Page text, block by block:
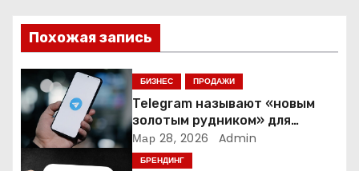
и
я
п
о
з
Похожая запись
БИЗНЕС ПРОДАЖИ
Telegram называют «новым
золотым рудником» для
креаторов: как блогеры
создают онлайн-бизнес
Мар 28, 2026 Admin
БРЕНДИНГ